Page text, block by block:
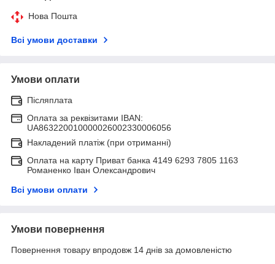
Нова Пошта
Всі умови доставки
Умови оплати
Післяплата
Оплата за реквізитами IBAN:
UA863220010000026002330006056
Накладений платіж (при отриманні)
Оплата на карту Приват банка 4149 6293 7805 1163
Романенко Іван Олександрович
Всі умови оплати
Умови повернення
Повернення товару впродовж 14 днів за домовленістю